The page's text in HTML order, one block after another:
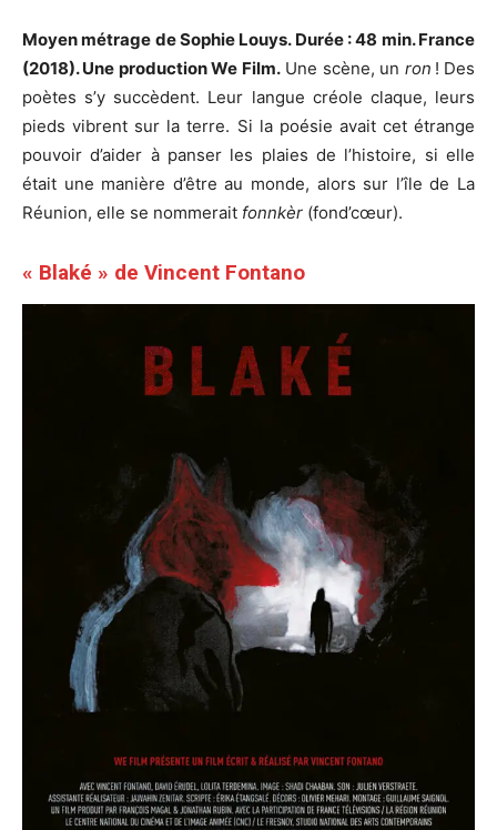
Moyen métrage de Sophie Louys. Durée : 48 min. France
(2018). Une production We Film.Une scène, un ron ! Des
poètes s’y succèdent. Leur langue créole claque, leurs
pieds vibrent sur la terre. Si la poésie avait cet étrange
pouvoir d’aider à panser les plaies de l’histoire, si elle
était une manière d’être au monde, alors sur l’île de La
Réunion, elle se nommerait fonnkèr (fond’cœur).
« Blaké » de Vincent Fontano